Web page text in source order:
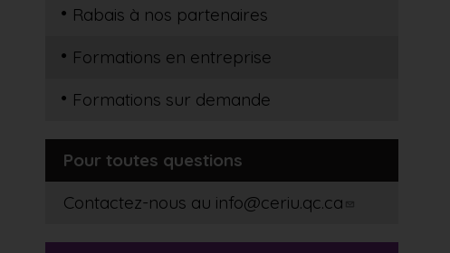
Rabais à nos partenaires
Formations en entreprise
Formations sur demande
Pour toutes questions
Contactez-nous au info@ceriu.qc.ca